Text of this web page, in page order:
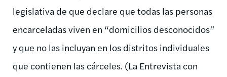
legislativa de que declare que todas las personas
encarceladas viven en “domicilios desconocidos”
y que no las incluyan en los distritos individuales
que contienen las cárceles. (La Entrevista con